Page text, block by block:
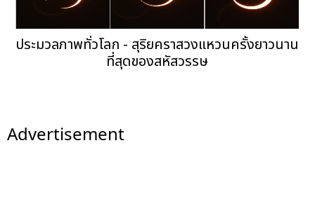
ประมวลภาพทั่วโลก - สุริยคราสวงแหวนครั้งยาวนาน
ที่สุดของสหัสวรรษ
Advertisement